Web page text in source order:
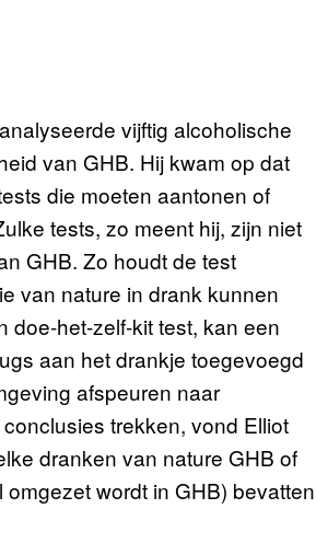
vijftig alcoholische
van GHB. Hij kwam op dat
die moeten aantonen of
tests, zo meent hij, zijn niet
GHB. Zo houdt de test
van nature in drank kunnen
doe-het-zelf-kit test, kan een
aan het drankje toegevoegd
afspeuren naar
trekken, vond Elliot
dranken van nature GHB of
wordt in GHB) bevatten